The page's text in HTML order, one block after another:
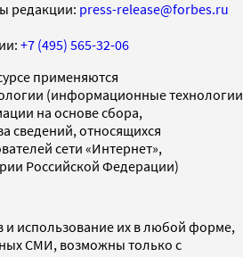
редакции: press-release@forbes.ru
+7 (495) 565-32-06
применяются
(информационные технологии
на основе сбора,
сведений, относящихся
сети «Интернет»,
Российской Федерации)
и использование их в любой форме,
СМИ, возможны только с